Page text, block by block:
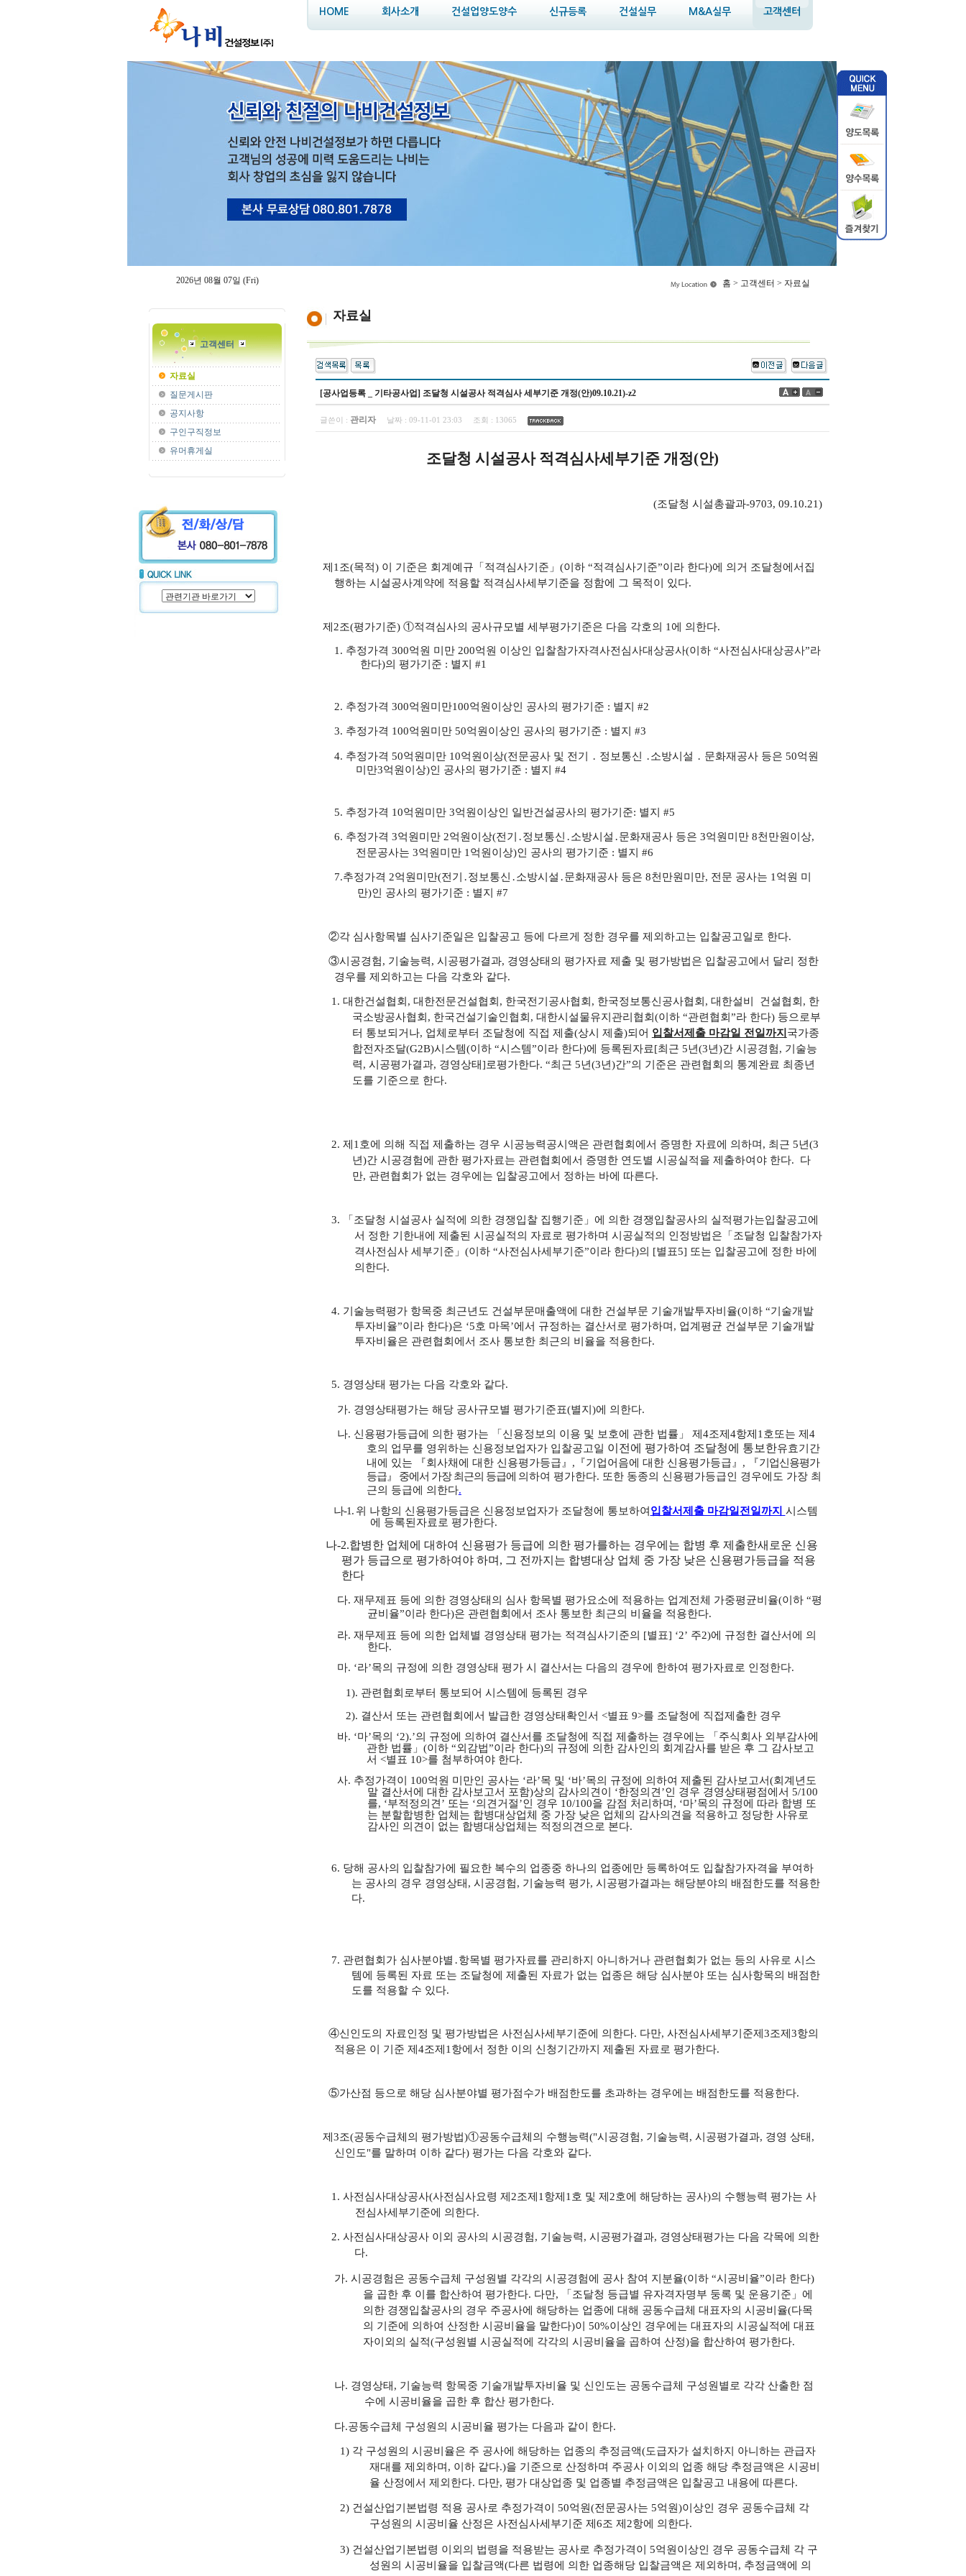
HOME 회사소개 건설업양도양수 신규등록 건설실무 M&A실무 고객센터
2026년 08월 07일 (Fri)
고객센터
자료실
질문게시판
공지사항
구인구직정보
유머휴게실
홈 > 고객센터 > 자료실
자료실
[공사업등록 _ 기타공사업] 조달청 시설공사 적격심사 세부기준 개정(안)09.10.21)-z2
글쓴이 : 관리자 날짜 : 09-11-01 23:03 조회 : 13065
조달청 시설공사 적격심사세부기준 개정(안)
(조달청 시설총괄과-9703, 09.10.21)
제 1조(목적) 이 기준은 회계예규「적격심사기준」(이하 “적격심사기준”이라 한다)에 의거 조달청에서 집
행하는 시설공사계약에 적용할 적격심사세부기준을 정함에 그 목적이 있다.
제 2조(평가기준) ①적격심사의 공사규모별 세부평가기준은 다음 각호의 1에 의한다.
1. 추정가격 300억원 미만 200억원 이상인 입찰참가자격사전심사대상공사(이하 “사전심사대상공사”라
한다)의 평가기준 : 별지 #1
2. 추정가격 300억원미만100억원이상인 공사의 평가기준 : 별지 #2
3. 추정가격 100억원미만 50억원이상인 공사의 평가기준 : 별지 #3
4. 추정가격 50억원미만 10억원이상(전문공사 및 전기 ․ 정보통신 ․소방시설 ․ 문화재공사 등은 50억원
미만3억원이상)인 공사의 평가기준 : 별지 #4
5. 추정가격 10억원미만 3억원 이상인 일반건설공사의 평가기준: 별지 #5
6. 추정가격 3억원미만 2억원이상(전기․정보통신․소방시설․문화재공사 등은 3억원미만 8천만원이상,
전문공사는 3억원미만 1억원이상)인 공사의 평가기준 : 별지 #6
7.추정가격 2억원미만(전기․정보통신․소방시설․문화재공사 등은 8천만원미만, 전문 공사는 1억원 미
만)인 공사의 평가기준 : 별지 #7
②각 심사항목별 심사기준일은 입찰공고 등에 다르게 정한 경우를 제외하고는 입찰공고일로 한다.
③시공경험, 기술능력, 시공평가결과, 경영상태의 평가자료 제출 및 평가방법은 입찰공고에서 달리 정한
경우를 제외하고는 다음 각호와 같다.
1. 대한건설협회, 대한전문건설협회, 한국전기공사협회, 한국정보통신공사협회, 대한설비 건설협회, 한
국소방공사협회, 한국건설기술인협회, 대한시설물유지관리협회(이하 “관련협회”라 한다) 등으로부
터 통보되거나, 업체로부터 조달청에 직접 제출(상시 제출)되어 입찰서제출 마감일 전일까지 국가종
합전자조달(G2B)시스템(이하 “시스템”이라 한다)에 등록된 자료[최근 5년(3년)간 시공경험, 기술능
력, 시공평가결과, 경영상태]로평가한다. “최근 5년(3년)간”의 기준은 관련협회의 통계완료 최종년
도를 기준으로 한다.
2. 제1호에 의해 직접 제출하는 경우 시공능력공시액은 관련협회에서 증명한 자료에 의하며 , 최근 5년(3
년)간 시공경험에 관한 평가자료는 관련협회에서 증명한 연도별 시공실적을 제출하여야 한다. 다
만, 관련협회가 없는 경우에는 입찰공고에서 정하는 바에 따른다.
3. 「조달청 시설공사 실적에 의한 경쟁입찰 집행기준」에 의한 경쟁입찰공사의 실적평가는입찰공고에
서 정한 기한내에 제출된 시공실적의 자료로 평가하며 시공실적의 인정방법은 「조달청 입찰참가자
격사전심사 세부기준」(이하 “사전심사세부기준”이라 한다)의 [별표5] 또는 입찰공고에 정한 바에
의한다.
4. 기술능력평가 항목중 최근년도 건설부문매출액에 대한 건설부문 기술개발투자비율(이하 “기술개발
투자비율”이라 한다)은 ‘5호 마목’에서 규정하는 결산서로 평가하며, 업계평균 건설부문 기술개발
투자비율은 관련협회에서 조사 통보한 최근의 비율을 적용한다.
5. 경영상태 평가는 다음 각호와 같다.
가. 경영상태평가는 해당 공사규모별 평가기준표(별지)에 의한다.
나. 신용평가등급에 의한 평가는 「신용정보의 이용 및 보호에 관한 법률」 제4조제4항제1호 또는 제4
호의 업무를 영위하는 신용정보업자가 입찰공고일 이전에 평가하여 조달청에 통보한유효기간
내에 있는 『회사채에 대한 신용평가등급』,『기업어음에 대한 신용평가등급』, 『기업신용평가
등급』 중에서 가장 최근의 등급에 의하여 평가한다. 또한 동종의 신용평가등급인 경우에도 가장 최
근의 등급에 의한다.
나-1. 위 나항의 신용평가등급은 신용정보업자가 조달청에 통보하여 입찰서제출 마감일 전일까지 시스템
에 등록된 자료로 평가한다.
나-2.합병한 업체에 대하여 신용평가 등급에 의한 평가를하는 경우에는 합병 후 제출한새로운 신용
평가 등급으로 평가하여야 하며 , 그 전까지는 합병대상 업체 중 가장 낮은 신용평가등급을 적용
한다
다. 재무제표 등에 의한 경영상태의 심사 항목별 평가요소에 적용하는 업계전체 가중평균비율(이하 “평
균비율”이라 한다)은 관련협회에서 조사 통보한 최근의 비율을 적용한다.
라. 재무제표 등에 의한 업체별 경영상태 평가는 적격심사기준의 [별표] ‘2’ 주2)에 규정한 결산서에 의
한다.
마. ‘라’목의 규정에 의한 경영상태 평가 시 결산서는 다음의 경우에 한하여 평가자료로 인정한다.
1). 관련협회로부터 통보되어 시스템에 등록된 경우
2). 결산서 또는 관련협회에서 발급한 경영상태확인서 <별표 9>를 조달청에 직접제출한 경우
바. ‘마’목의 ‘2).’의 규정에 의하여 결산서를 조달청에 직접 제출하는 경우에는 「주식회사 외부감사에
관한 법률」(이하 “외감법”이라 한다)의 규정에 의한 감사인의 회계감사를 받은 후 그 감사보고
서 <별표 10>를 첨부하여야 한다.
사. 추정가격이 100억원 미만인 공사는 ‘라’목 및 ‘바’목의 규정에 의하여 제출된 감사보고서(회계년도
말 결산서에 대한 감사보고서 포함)상의 감사의견이 ‘한정의견’인 경우 경영상태평점에서 5/100
를, ‘부적정의견’ 또는 ‘의견거절’인 경우 10/100을 감점 처리하며, ‘마’목의 규정에 따라 합병 또
는 분할합병한 업체는 합병대상업체 중 가장 낮은 업체의 감사의견을 적용하고 정당한 사유로
감사인 의견이 없는 합병대상업체는 적정의견으로 본다.
6. 당해 공사의 입찰참가에 필요한 복수의 업종중 하나의 업종에만 등록하여도 입찰참가자격을 부여하
는 공사의 경우 경영상태, 시공경험, 기술능력 평가, 시공평가결과는 해당분야의 배점한도를 적용한
다.
7. 관련협회가 심사분야별․항목별 평가자료를 관리하지 아니하거나 관련협회가 없는 등의 사유로 시스
템에 등록된 자료 또는 조달청에 제출된 자료가 없는 업종은 해당 심사분야 또는 심사항목의 배점한
도를 적용할 수 있다.
④신인도의 자료인정 및 평가방법은 사전심사세부기준에 의한다. 다만, 사전심사세부기준제3조제3항의
적용은 이 기준 제4조제1항에서 정한 이의 신청기간까지 제출된 자료로 평가한다.
⑤가산점 등으로 해당 심사분야별 평가점수가 배점한도를 초과하는 경우에는 배점한도를 적용한다.
제 3조(공동수급체의 평가방법)①공동수급체의 수행능력("시공경험, 기술능력, 시공평가결과, 경영 상태,
신인도"를 말하며 이하 같다) 평가는 다음 각호와 같다.
1. 사전심사대상공사(사전심사요령 제2조제1항제1호 및 제2호에 해당하는 공사)의 수행능력 평가는 사
전심사세부기준에 의한다.
2. 사전심사대상공사 이외 공사의 시공경험, 기술능력, 시공평가결과, 경영상태 평가는 다음 각목에 의한
다.
가. 시공경험은 공동수급체 구성원별 각각의 시공경험에 공사 참여 지분율(이하 “시공비율”이라 한다)
을 곱한 후 이를 합산하여 평가한다. 다만, 「조달청 등급별 유자격자명부 둥록 및 운용기준」에
의한 경쟁입찰공사의 경우 주공사에 해당하는 업종에 대해 공동수급체 대표자의 시공비율(다목
의 기준에 의하여 산정한 시공비율을 말한다)이 50%이상인 경우에는 대표자의 시공실적에 대표
자이외의 실적(구성원별 시공실적에 각각의 시공비율을 곱하여 산정)을 합산하여 평가한다.
나. 경영상태, 기술능력 항목중 기술개발투자비율 및 신인도는 공동수급체 구성원별로 각각 산출한 점
수에 시공비율을 곱한 후 합산 평가한다.
다.공동수급체 구성원의 시공비율 평가는 다음과 같이 한다.
1) 각 구성원의 시공비율은 주 공사에 해당하는 업종의 추정금액(도급자가 설치하지 아니하는 관급자
재대를 제외하며, 이하 같다.)을 기준으로 산정하며 주공사 이외의 업종 해당 추정금액은 시공비
율 산정에서 제외한다. 다만, 평가 대상업종 및 업종별 추정금액은 입찰공고 내용에 따른다.
2) 건설산업기본법령 적용 공사로 추정가격이 50억원(전문공사는 5억원)이상인 경우 공동수급체 각
구성원의 시공비율 산정은 사전심사세부기준 제6조 제2항에 의한다.
3) 건설산업기본법령 이외의 법령을 적용받는 공사로 추정가격이 5억원이상인 경우 공동수급체 각 구
성원의 시공비율을 입찰금액(다른 법령에 의한 업종해당 입찰금액은 제외하며, 추정금액에 의